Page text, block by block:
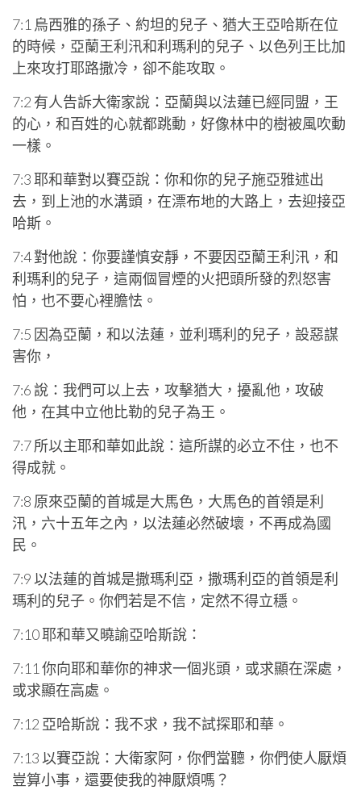
7:1 烏西雅的孫子、約坦的兒子、猶大王亞哈斯在位
的時候，亞蘭王利汛和利瑪利的兒子、以色列王比加
上來攻打耶路撒冷，卻不能攻取。
7:2 有人告訴大衛家說：亞蘭與以法蓮已經同盟，王
的心，和百姓的心就都跳動，好像林中的樹被風吹動
一樣。
7:3 耶和華對以賽亞說：你和你的兒子施亞雅述出
去，到上池的水溝頭，在漂布地的大路上，去迎接亞
哈斯。
7:4 對他說：你要謹慎安靜，不要因亞蘭王利汛，和
利瑪利的兒子，這兩個冒煙的火把頭所發的烈怒害
怕，也不要心裡膽怯。
7:5 因為亞蘭，和以法蓮，並利瑪利的兒子，設惡謀
害你，
7:6 說：我們可以上去，攻擊猶大，擾亂他，攻破
他，在其中立他比勒的兒子為王。
7:7 所以主耶和華如此說：這所謀的必立不住，也不
得成就。
7:8 原來亞蘭的首城是大馬色，大馬色的首領是利
汛，六十五年之內，以法蓮必然破壞，不再成為國
民。
7:9 以法蓮的首城是撒瑪利亞，撒瑪利亞的首領是利
瑪利的兒子。你們若是不信，定然不得立穩。
7:10 耶和華又曉諭亞哈斯說：
7:11 你向耶和華你的神求一個兆頭，或求顯在深處，
或求顯在高處。
7:12 亞哈斯說：我不求，我不試探耶和華。
7:13 以賽亞說：大衛家阿，你們當聽，你們使人厭煩
豈算小事，還要使我的神厭煩嗎？